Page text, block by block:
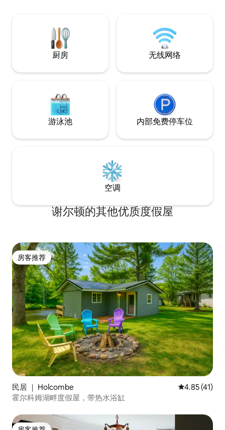
姆博福洛奇（
我们有很多方便的
厨房 无线网络
游泳池 内部免费停车位
空调
谢尔顿的其他优质度假屋
房客推荐
房客推荐
民居 ｜ Holcombe 平均评分
4.85 (41)
霍尔科姆湖畔度假屋，带热水浴缸